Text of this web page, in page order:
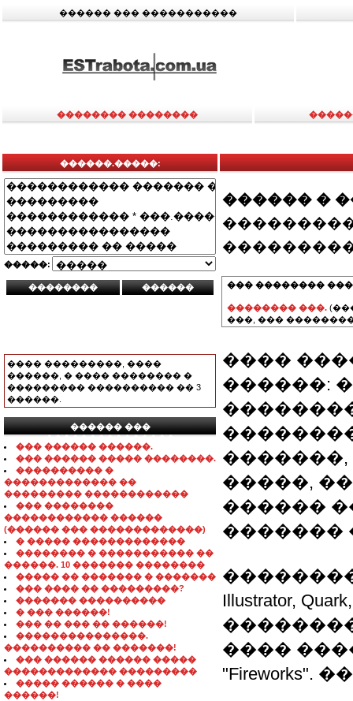
������ ��� �����������
�������� ��������
������.�����:
�����:
���� ���������, ����
������, � ���� �������� �
��������� ���������� �� 3
������.
������ ���
���������������
��� ������ ������.
��� ������ ����� ��������.
���������� �
������������� ��
��������� ������������
��� ��������
������������ ������
(������ ��� �������������)
� ����� �������������
�������� � ����������� ��
������. 10 ������� ��������
����� �� ������� � �������
��� ���� �� ���������?
������� ����������
� ��� ������!
��� �� ��� �� ������!
���������������.
���������� �� �������!
��� ������ ������ �����
������������� ���������
����� ������ � ����
������!
������ �
��� ��������
�������� ���.
���, ���
����
������:
�����,
������
�������
���������
Illustrator,
����